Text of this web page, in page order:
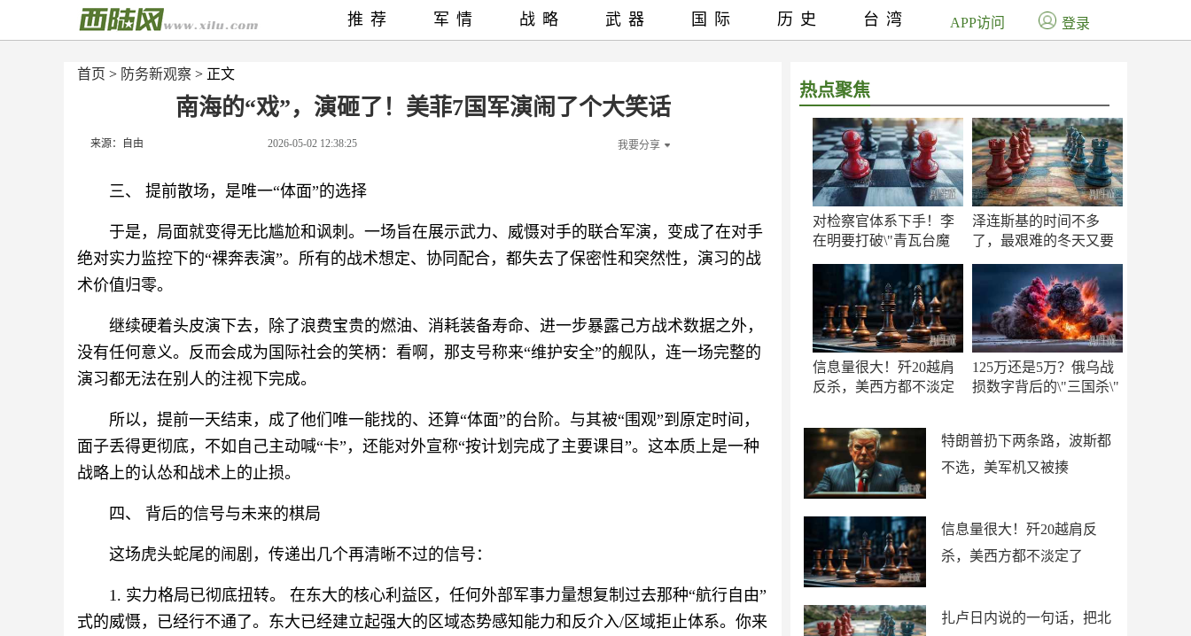
首页 > 防务新观察 > 正文
南海的“戏”，演砸了！美菲7国军演闹了个大笑话
来源：自由 2026-05-02 12:38:25 我要分享
三、 提前散场，是唯一“体面”的选择
于是，局面就变得无比尴尬和讽刺。一场旨在展示武力、威慑对手的联合军演，变成了在对手
绝对实力监控下的“裸奔表演”。所有的战术想定、协同配合，都失去了保密性和突然性，演习的战
术价值归零。
继续硬着头皮演下去，除了浪费宝贵的燃油、消耗装备寿命、进一步暴露己方战术数据之外，
没有任何意义。反而会成为国际社会的笑柄：看啊，那支号称来“维护安全”的舰队，连一场完整的
演习都无法在别人的注视下完成。
所以，提前一天结束，成了他们唯一能找的、还算“体面”的台阶。与其被“围观”到原定时间，
面子丢得更彻底，不如自己主动喊“卡”，还能对外宣称“按计划完成了主要课目”。这本质上是一种
战略上的认怂和战术上的止损。
四、 背后的信号与未来的棋局
这场虎头蛇尾的闹剧，传递出几个再清晰不过的信号：
1. 实力格局已彻底扭转。 在东大的核心利益区，任何外部军事力量想复制过去那种“航行自由”
式的威慑，已经行不通了。东大已经建立起强大的区域态势感知能力和反介入/区域拒止体系。你来
热点聚焦
对检察官体系下手！李
在明要打破\"青瓦台魔
泽连斯基的时间不多
了，最艰难的冬天又要
信息量很大！歼20越肩
反杀，美西方都不淡定
125万还是5万？俄乌战
损数字背后的\"三国杀\"
特朗普扔下两条路，波斯都
不选，美军机又被揍
信息量很大！歼20越肩反
杀，美西方都不淡定了
扎卢日内说的一句话，把北
推荐 军情 战略 武器 国际 历史 台湾 APP访问 登录